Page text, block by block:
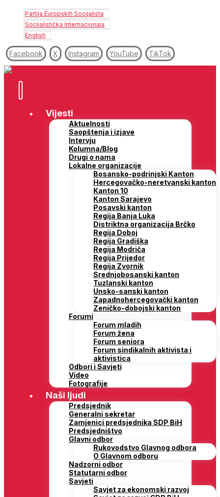
Partija Europskih Socijalista
Socijalistička Internacionala
English
Facebook X Instagram YouTube TikTok
Vijesti
Aktuelnosti
Saopštenja i izjave
Intervju
Kolumna/Blog
Drugi o nama
Lokalne organizacije
Bosansko-podrinjski Kanton
Hercegovačko-neretvanski kanton
Kanton 10
Kanton Sarajevo
Posavski kanton
Regija Banja Luka
Distriktna organizacija Brčko
Regija Doboj
Regija Gradiška
Regija Modriča
Regija Prijedor
Regija Zvornik
Srednjobosanski kanton
Tuzlanski kanton
Unsko-sanski kanton
Zapadnohercegovački kanton
Zeničko-dobojski kanton
Forumi
Forum mladih
Forum žena
Forum seniora
Forum sindikalnih aktivista i
aktivistica
Odbori i Savjeti
Video
Fotografije
Naši ljudi
Predsjednik
Generalni sekretar
Zamjenici predsjednika SDP BiH
Predsjedništvo
Glavni odbor
Rukovodstvo Glavnog odbora
O Glavnom odboru
Nadzorni odbor
Statutarni odbor
Savjeti
Savjet za ekonomski razvoj